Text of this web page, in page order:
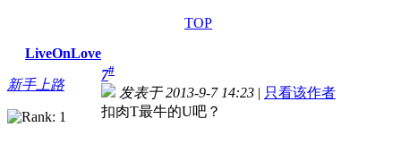
TOP
LiveOnLove
新手上路
7#
发表于 2013-9-7 14:23 | 只看该作者
扣肉T最牛的U吧？